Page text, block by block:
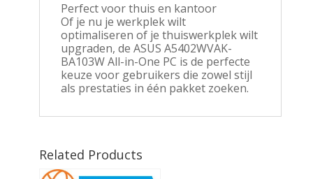
Perfect voor thuis en kantoor
Of je nu je werkplek wilt
optimaliseren of je thuiswerkplek wilt
upgraden, de ASUS A5402WVAK-
BA103W All-in-One PC is de perfecte
keuze voor gebruikers die zowel stijl
als prestaties in één pakket zoeken.
Related Products